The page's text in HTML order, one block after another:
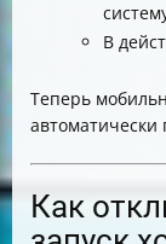
В
Теперь
Как